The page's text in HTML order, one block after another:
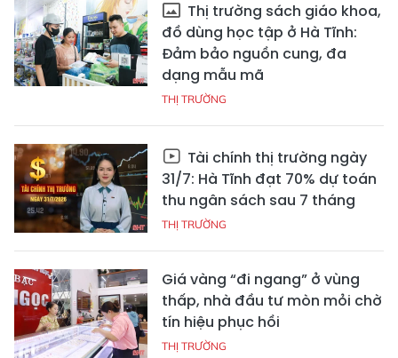
Thị trường sách giáo khoa,
đồ dùng học tập ở Hà Tĩnh:
Đảm bảo nguồn cung, đa
dạng mẫu mã
THỊ TRƯỜNG
Tài chính thị trường ngày
31/7: Hà Tĩnh đạt 70% dự toán
thu ngân sách sau 7 tháng
THỊ TRƯỜNG
Giá vàng “đi ngang” ở vùng
thấp, nhà đầu tư mòn mỏi chờ
tín hiệu phục hồi
THỊ TRƯỜNG